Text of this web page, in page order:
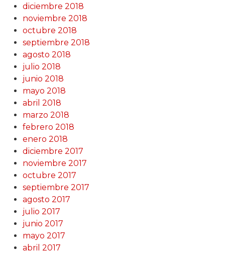
diciembre 2018
noviembre 2018
octubre 2018
septiembre 2018
agosto 2018
julio 2018
junio 2018
mayo 2018
abril 2018
marzo 2018
febrero 2018
enero 2018
diciembre 2017
noviembre 2017
octubre 2017
septiembre 2017
agosto 2017
julio 2017
junio 2017
mayo 2017
abril 2017